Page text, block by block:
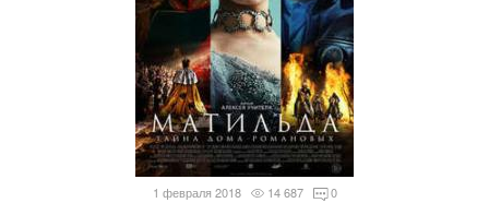
1 февраля 2018 14 687 0